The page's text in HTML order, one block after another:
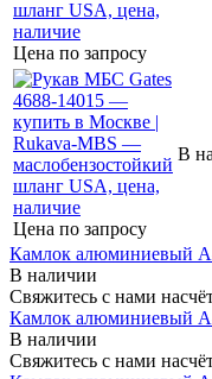
Цена по запросу
Цена по запросу
В
Камлок алюминиевый
В наличии
Свяжитесь с нами
Камлок алюминиевый
В наличии
Свяжитесь с нами